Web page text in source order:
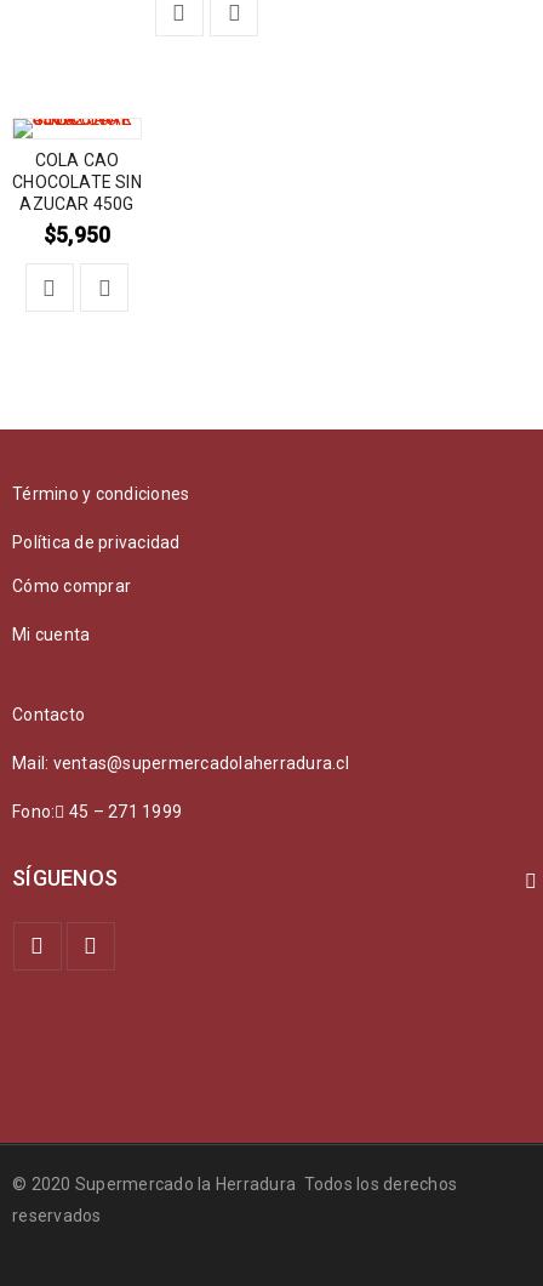
COLA CAO
CHOCOLATE SIN
AZUCAR 450G
$5,950
Término y condiciones
Política de privacidad
Cómo comprar
Mi cuenta
Contacto
Mail: ventas@supermercadolaherradura.cl
Fono: 45 – 271 1999
SÍGUENOS
© 2020 Supermercado la Herradura Todos los derechos
reservados